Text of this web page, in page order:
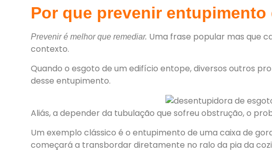
Por que prevenir entupimento
Prevenir é melhor que remediar. Uma frase popular mas que
contexto.
Quando o esgoto de um edifício entope, diversos outros
desse entupimento.
Aliás, a depender da tubulação que sofreu obstrução, o
Um exemplo clássico é o entupimento de uma caixa de
começará a transbordar diretamente no ralo da pia da